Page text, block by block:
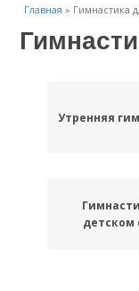
Главная » Гимнастика
Утренняя
детском